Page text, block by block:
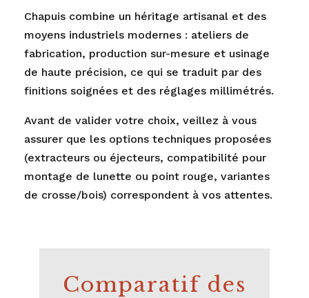
Chapuis combine un héritage artisanal et des
moyens industriels modernes : ateliers de
fabrication, production sur-mesure et usinage
de haute précision, ce qui se traduit par des
finitions soignées et des réglages millimétrés.
Avant de valider votre choix, veillez à vous
assurer que les options techniques proposées
(extracteurs ou éjecteurs, compatibilité pour
montage de lunette ou point rouge, variantes
de crosse/bois) correspondent à vos attentes.
Comparatif des